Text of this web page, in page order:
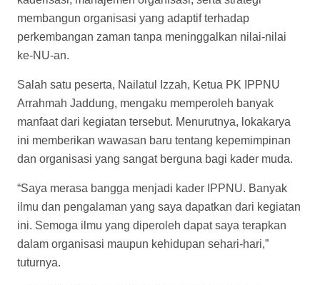
membangun organisasi yang adaptif terhadap
perkembangan zaman tanpa meninggalkan nilai-nilai
ke-NU-an.
Salah satu peserta, Nailatul Izzah, Ketua PK IPPNU
Arrahmah Jaddung, mengaku memperoleh banyak
manfaat dari kegiatan tersebut. Menurutnya, lokakarya
ini memberikan wawasan baru tentang kepemimpinan
dan organisasi yang sangat berguna bagi kader muda.
“Saya merasa bangga menjadi kader IPPNU. Banyak
ilmu dan pengalaman yang saya dapatkan dari kegiatan
ini. Semoga ilmu yang diperoleh dapat saya terapkan
dalam organisasi maupun kehidupan sehari-hari,”
tuturnya.